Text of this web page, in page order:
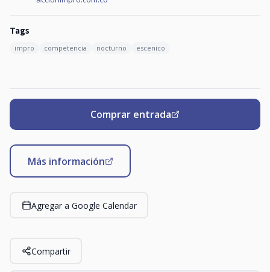
Tags
impro competencia nocturno escenico
Comprar entrada
Más información
Agregar a Google Calendar
Compartir